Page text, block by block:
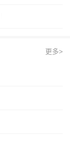
更多>